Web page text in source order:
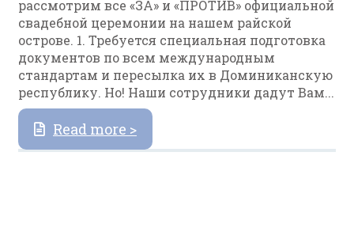
рассмотрим все «ЗА» и «ПРОТИВ» официальной
свадебной церемонии на нашем райской
острове. 1. Требуется специальная подготовка
документов по всем международным
стандартам и пересылка их в Доминиканскую
республику. Но! Наши сотрудники дадут Вам...
Read more >